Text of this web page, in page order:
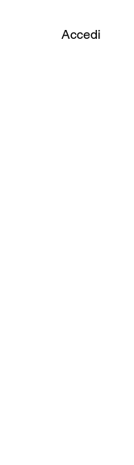
Accedi